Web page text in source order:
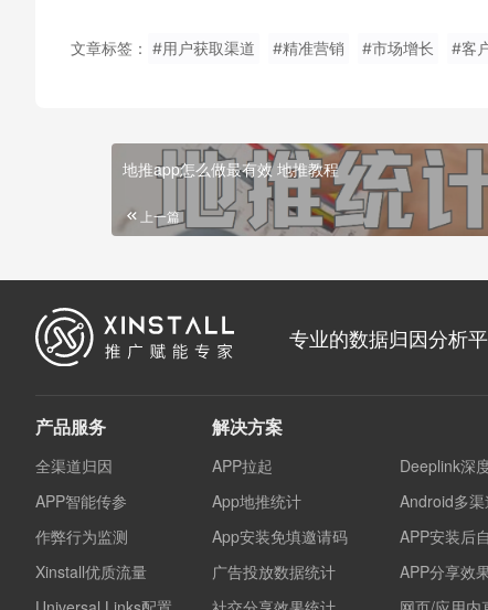
文章标签： #用户获取渠道 #精准营销 #市场增长 #客
地推app怎么做最有效 地推教程
上一篇
专业的数据归因分析
产品服务
全渠道归因
APP智能传参
作弊行为监测
Xinstall优质流量
解决方案
APP拉起
Deeplink深
App地推统计
Android多
App安装免填邀请码
APP安装后
广告投放数据统计
APP分享效